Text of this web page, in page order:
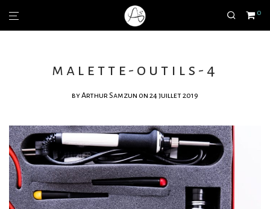
0
malette-outils-4
byArthur Samzun on 24 juillet 2019